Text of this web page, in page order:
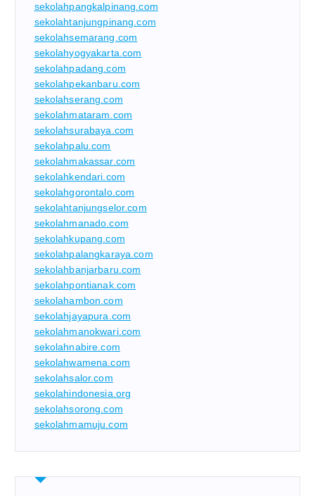
sekolahpangkalpinang.com
sekolahtanjungpinang.com
sekolahsemarang.com
sekolahyogyakarta.com
sekolahpadang.com
sekolahpekanbaru.com
sekolahserang.com
sekolahmataram.com
sekolahsurabaya.com
sekolahpalu.com
sekolahmakassar.com
sekolahkendari.com
sekolahgorontalo.com
sekolahtanjungselor.com
sekolahmanado.com
sekolahkupang.com
sekolahpalangkaraya.com
sekolahbanjarbaru.com
sekolahpontianak.com
sekolahambon.com
sekolahjayapura.com
sekolahmanokwari.com
sekolahnabire.com
sekolahwamena.com
sekolahsalor.com
sekolahindonesia.org
sekolahsorong.com
sekolahmamuju.com